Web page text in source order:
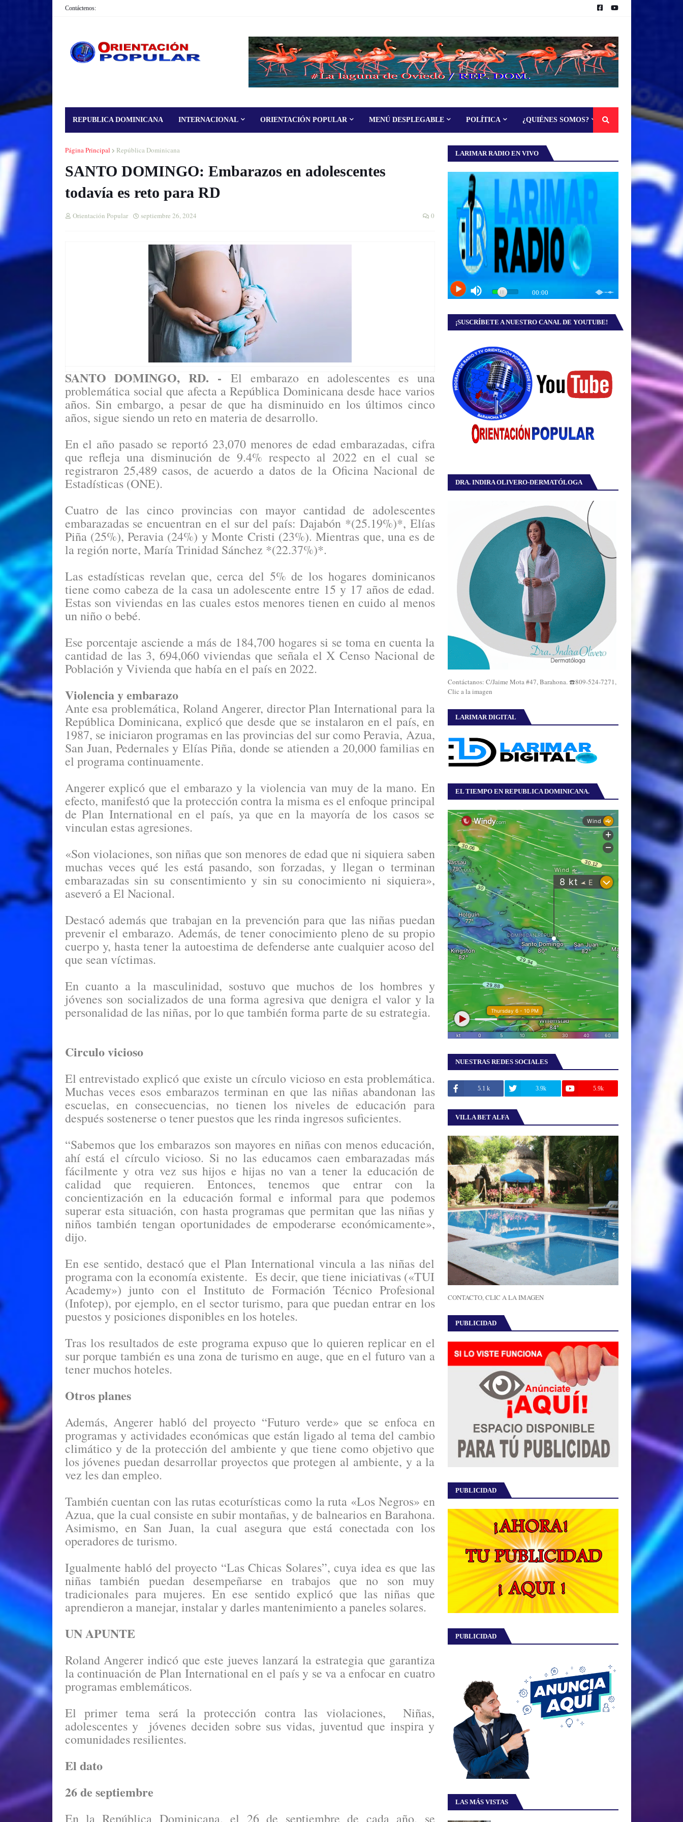
Contáctenos:
REPUBLICA DOMINICANA INTERNACIONAL ORIENTACIÓN POPULAR MENÚ DESPLEGABLE POLÍTICA ¿QUIÉNES SOMOS?
Página Principal República Dominicana
SANTO DOMINGO: Embarazos en adolescentes
todavía es reto para RD
Orientación Popular septiembre 26, 2024 0
SANTO DOMINGO, RD. - El embarazo en adolescentes es una
problemática social que afecta a República Dominicana desde hace varios
años. Sin embargo, a pesar de que ha disminuido en los últimos cinco
años, sigue siendo un reto en materia de desarrollo.
En el año pasado se reportó 23,070 menores de edad embarazadas, cifra
que refleja una disminución de 9.4% respecto al 2022 en el cual se
registraron 25,489 casos, de acuerdo a datos de la Oficina Nacional de
Estadísticas (ONE).
Cuatro de las cinco provincias con mayor cantidad de adolescentes
embarazadas se encuentran en el sur del país: Dajabón *(25.19%)*, Elías
Piña (25%), Peravia (24%) y Monte Cristi (23%). Mientras que, una es de
la región norte, María Trinidad Sánchez *(22.37%)*.
Las estadísticas revelan que, cerca del 5% de los hogares dominicanos
tiene como cabeza de la casa un adolescente entre 15 y 17 años de edad.
Estas son viviendas en las cuales estos menores tienen en cuido al menos
un niño o bebé.
Ese porcentaje asciende a más de 184,700 hogares si se toma en cuenta la
cantidad de las 3, 694,060 viviendas que señala el X Censo Nacional de
Población y Vivienda que había en el país en 2022.
Violencia y embarazo
Ante esa problemática, Roland Angerer, director Plan International para la
República Dominicana, explicó que desde que se instalaron en el país, en
1987, se iniciaron programas en las provincias del sur como Peravia, Azua,
San Juan, Pedernales y Elías Piña, donde se atienden a 20,000 familias en
el programa continuamente.
Angerer explicó que el embarazo y la violencia van muy de la mano. En
efecto, manifestó que la protección contra la misma es el enfoque principal
de Plan International en el país, ya que en la mayoría de los casos se
vinculan estas agresiones.
«Son violaciones, son niñas que son menores de edad que ni siquiera saben
muchas veces qué les está pasando, son forzadas, y llegan o terminan
embarazadas sin su consentimiento y sin su conocimiento ni siquiera»,
aseveró a El Nacional.
Destacó además que trabajan en la prevención para que las niñas puedan
prevenir el embarazo. Además, de tener conocimiento pleno de su propio
cuerpo y, hasta tener la autoestima de defenderse ante cualquier acoso del
que sean víctimas.
En cuanto a la masculinidad, sostuvo que muchos de los hombres y
jóvenes son socializados de una forma agresiva que denigra el valor y la
personalidad de las niñas, por lo que también forma parte de su estrategia.
Circulo vicioso
El entrevistado explicó que existe un círculo vicioso en esta problemática.
Muchas veces esos embarazos terminan en que las niñas abandonan las
escuelas, en consecuencias, no tienen los niveles de educación para
después sostenerse o tener puestos que les rinda ingresos suficientes.
“Sabemos que los embarazos son mayores en niñas con menos educación,
ahí está el círculo vicioso. Si no las educamos caen embarazadas más
fácilmente y otra vez sus hijos e hijas no van a tener la educación de
calidad que requieren. Entonces, tenemos que entrar con la
concientización en la educación formal e informal para que podemos
superar esta situación, con hasta programas que permitan que las niñas y
niños también tengan oportunidades de empoderarse económicamente»,
dijo.
En ese sentido, destacó que el Plan International vincula a las niñas del
programa con la economía existente. Es decir, que tiene iniciativas («TUI
Academy») junto con el Instituto de Formación Técnico Profesional
(Infotep), por ejemplo, en el sector turismo, para que puedan entrar en los
puestos y posiciones disponibles en los hoteles.
Tras los resultados de este programa expuso que lo quieren replicar en el
sur porque también es una zona de turismo en auge, que en el futuro van a
tener muchos hoteles.
Otros planes
Además, Angerer habló del proyecto “Futuro verde» que se enfoca en
programas y actividades económicas que están ligado al tema del cambio
climático y de la protección del ambiente y que tiene como objetivo que
los jóvenes puedan desarrollar proyectos que protegen al ambiente, y a la
vez les dan empleo.
También cuentan con las rutas ecoturísticas como la ruta «Los Negros» en
Azua, que la cual consiste en subir montañas, y de balnearios en Barahona.
Asimismo, en San Juan, la cual asegura que está conectada con los
operadores de turismo.
Igualmente habló del proyecto “Las Chicas Solares”, cuya idea es que las
niñas también puedan desempeñarse en trabajos que no son muy
tradicionales para mujeres. En ese sentido explicó que las niñas que
aprendieron a manejar, instalar y darles mantenimiento a paneles solares.
UN APUNTE
Roland Angerer indicó que este jueves lanzará la estrategia que garantiza
la continuación de Plan International en el país y se va a enfocar en cuatro
programas emblemáticos.
El primer tema será la protección contra las violaciones, Niñas,
adolescentes y jóvenes deciden sobre sus vidas, juventud que inspira y
comunidades resilientes.
El dato
26 de septiembre
En la República Dominicana, el 26 de septiembre de cada año, se
LARIMAR RADIO EN VIVO
¡SUSCRÍBETE A NUESTRO CANAL DE YOUTUBE!
DRA. INDIRA OLIVERO-DERMATÓLOGA
Contáctanos: C/Jaime Mota #47, Barahona. ☎️809-524-7271,
Clic a la imagen
LARIMAR DIGITAL
EL TIEMPO EN REPUBLICA DOMINICANA.
NUESTRAS REDES SOCIALES
5.1 k 3.9k 5.9k
VILLA BET ALFA
CONTACTO, CLIC A LA IMAGEN
PUBLICIDAD
PUBLICIDAD
PUBLICIDAD
LAS MÁS VISTAS